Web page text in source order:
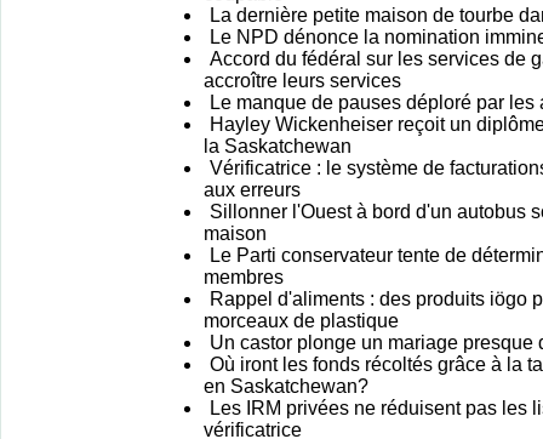
La dernière petite maison de tourbe
Le NPD dénonce la nomination
Accord du fédéral sur les services de
accroître leurs services
Le manque de pauses déploré par
Hayley Wickenheiser reçoit un
la Saskatchewan
Vérificatrice : le système de
aux erreurs
Sillonner l'Ouest à bord d'un autobus
maison
Le Parti conservateur tente de
membres
Rappel d'aliments : des produits iögo
morceaux de plastique
Un castor plonge un mariage presque
Où iront les fonds récoltés grâce à la
en Saskatchewan?
Les IRM privées ne réduisent pas les
vérificatrice